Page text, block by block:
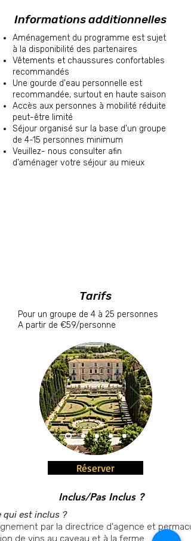
Informations additionnelles
Aménagement du programme est sujet
à la disponibilité des partenaires
Vêtements et chaussures confortables
recommandés
Une gourde d'eau personnelle est
recommandée, surtout en haute saison
Accès aux personnes à mobilité réduite
peut-être limité
Séjour organisé sur la base d'un groupe
de 4-15 personnes minimum
Veuillez- nous consulter afin
d’aménager votre séjour au mieux
Tarifs
Pour un groupe de 4 à 25 personnes
A partir de €59/personne
Réserver
Inclus/Pas Inclus ?
qui est inclus ?
par la directrice d'agence et
de vins au caveau et à la ferme